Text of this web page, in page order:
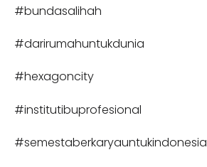
#bundasalihah
#darirumahuntukdunia
#hexagoncity
#institutibuprofesional
#semestaberkaryauntukindonesia